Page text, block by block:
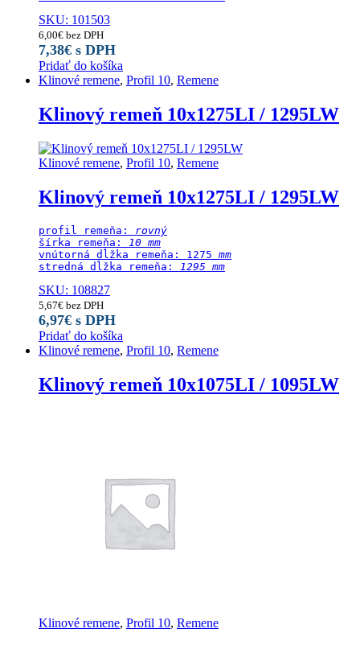
SKU: 101503
6,00€ bez DPH
7,38€ s DPH
Pridať do košíka
Klinové remene, Profil 10, Remene
Klinový remeň 10x1275LI / 1295LW
Klinové remene, Profil 10, Remene
Klinový remeň 10x1275LI / 1295LW
profil remeňa: rovný
šírka remeňa:
10 mm
vnútorná dĺžka remeňa: 1275 mm
stredná dĺžka remeňa:
1295 mm
SKU: 108827
5,67€ bez DPH
6,97€ s DPH
Pridať do košíka
Klinové remene, Profil 10, Remene
Klinový remeň 10x1075LI / 1095LW
Klinové remene, Profil 10, Remene